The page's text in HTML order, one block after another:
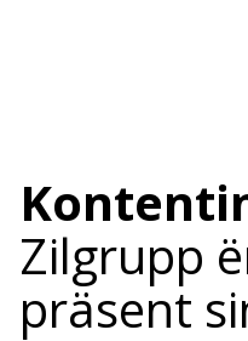
Zilgrupp
präsent